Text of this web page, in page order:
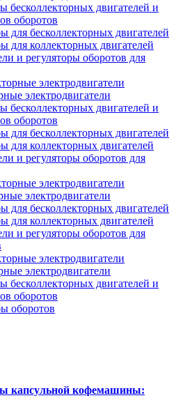
бесколлекторных двигателей и
оборотов
для бесколлекторных двигателей
для коллекторных двигателей
и регуляторы оборотов для
электродвигатели
электродвигатели
бесколлекторных двигателей и
оборотов
для бесколлекторных двигателей
для коллекторных двигателей
и регуляторы оборотов для
электродвигатели
электродвигатели
для бесколлекторных двигателей
для коллекторных двигателей
и регуляторы оборотов для
электродвигатели
электродвигатели
бесколлекторных двигателей и
оборотов
оборотов
капсульной кофемашины: